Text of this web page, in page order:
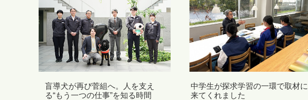
盲導犬が再び菅組へ。人を支え
る“もう一つの仕事”を知る時間
中学生が探求学習の一環で取材に
来てくれました